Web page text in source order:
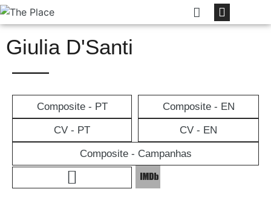
Giulia D'Santi
Composite - PT Composite - EN
CV - PT CV - EN
Composite - Campanhas